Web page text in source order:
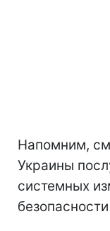
Напомним,
Украины
системных